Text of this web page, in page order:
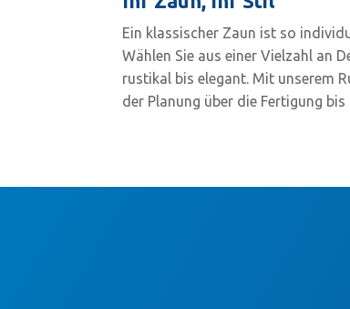
Ein klassischer Zaun ist so
Wählen Sie aus einer Vielzahl an
rustikal bis elegant. Mit unserem
der Planung über die Fertigung